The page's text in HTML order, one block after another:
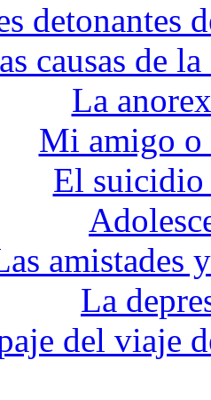
detonantes
causas de
La
Mi amigo o
El suicidio
amistades
La
del viaje